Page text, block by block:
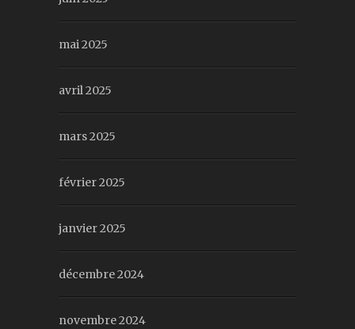
mai 2025
avril 2025
mars 2025
février 2025
janvier 2025
décembre 2024
novembre 2024